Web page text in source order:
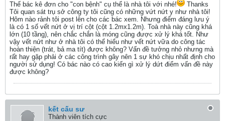
Thế bác kê đơn cho "con bệnh" cụ thể là nhà tôi với nhé!
Thanks
Tôi quan sát trụ sở công ty tôi cũng có những vứt nứt y như nhà tôi!
Hôm nào rảnh tôi post lên cho các bác xem. Nhưng điểm đáng lưu ý
là có 1 số vết nứt ở vị trí cột (cột 1.2mx1.2m). Toà nhà này cũng khá
lớn (10 tầng), nên chắc chắn là móng cũng được xử lý khá tốt. Như
vậy vết nứt như ở nhà tôi có thể hiểu như vết nứt vữa do công tác
hoàn thiện (trát, bả ma tít) được không? Vấn đề tưởng nhỏ nhưng mà
rất hay gặp phải ở các công trình gây nên 1 sự khó chịu nhất định cho
người sử dụng! Có bác nào có cao kiến gì xử lý dứt điểm vấn đề này
được không?
kết cấu sư
Thành viên tích cực